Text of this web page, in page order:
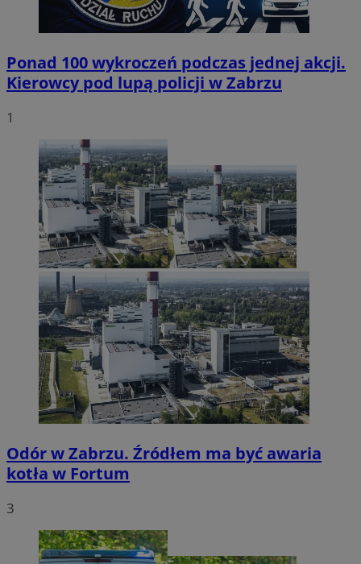
Ponad 100 wykroczeń podczas jednej akcji.
Kierowcy pod lupą policji w Zabrzu
1
Odór w Zabrzu. Źródłem ma być awaria
kotła w Fortum
3